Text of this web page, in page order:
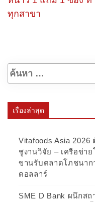
ทุกสาขา
เรื่องล่าสุด
Vitafoods Asia 2026
ชูงานวิจัย – เครือข่า
ขานรับตลาดโภชนา
ดอลลาร์
SME D Bank ผนึกส